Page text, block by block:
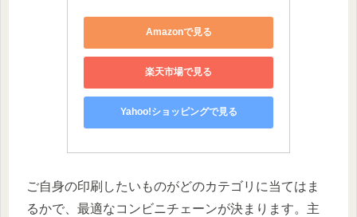
Amazonで見る
楽天市場で見る
Yahoo!ショッピングで見る
ご自身の印刷したいものがどのカテゴリに当てはま
るかで、最適なコンビニチェーンが決まります。主